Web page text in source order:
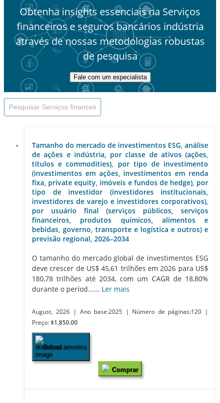
Obtenha insights essenciais na Serviços
financeiros e seguros bancários indústria
através de nossas metodologias robustas
de pesquisa
Fale com um especialista
Tamanho do mercado de investimentos ESG, análise
de ações e indústria, por classe de ativos (ações,
títulos e commodities), por tipo de investimento
(investimentos em ações, investimentos em renda
fixa, private equity, imóveis e fundos de hedge), por
tipo de investidor (investidores institucionais,
investidores de varejo e investidores corporativos),
por usuário final (serviços públicos, serviços
financeiros, produtos químicos, alimentos e
bebidas, governo, transporte e logística e outros) e
previsão regional, 2026–2034
O tamanho do mercado global de investimentos ESG
deve crescer de US$ 45,61 trilhões em 2026 para US$
180,78 trilhões até 2034, com um CAGR de 18,80%
durante o períod...... Ler mais
August, 2026 | Ano base:2025 | Número de páginas:120
|
Preço: $1,850.00
Baixar amostra
Comprar